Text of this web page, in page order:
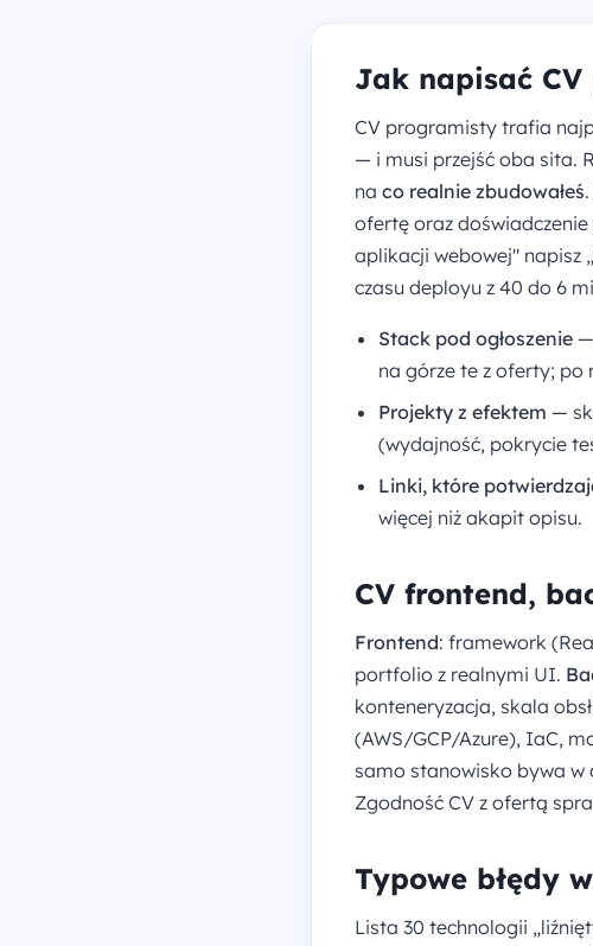
Jak napisać
CV programisty trafia
— i musi przejść oba sita.
na co realnie zbudowałeś
ofertę oraz
aplikacji webowej" napisz
czasu deployu z 40 do 6
Stack pod ogłoszenie —
na górze te z oferty; po
Projekty z efektem —
(wydajność, pokrycie
Linki, które
więcej niż akapit opisu.
CV frontend,
Frontend: framework
portfolio z realnymi UI.
konteneryzacja, skala
(AWS/GCP/Azure), IaC,
samo stanowisko bywa w
Zgodność CV z ofertą
Typowe błędy
Lista 30 technologii